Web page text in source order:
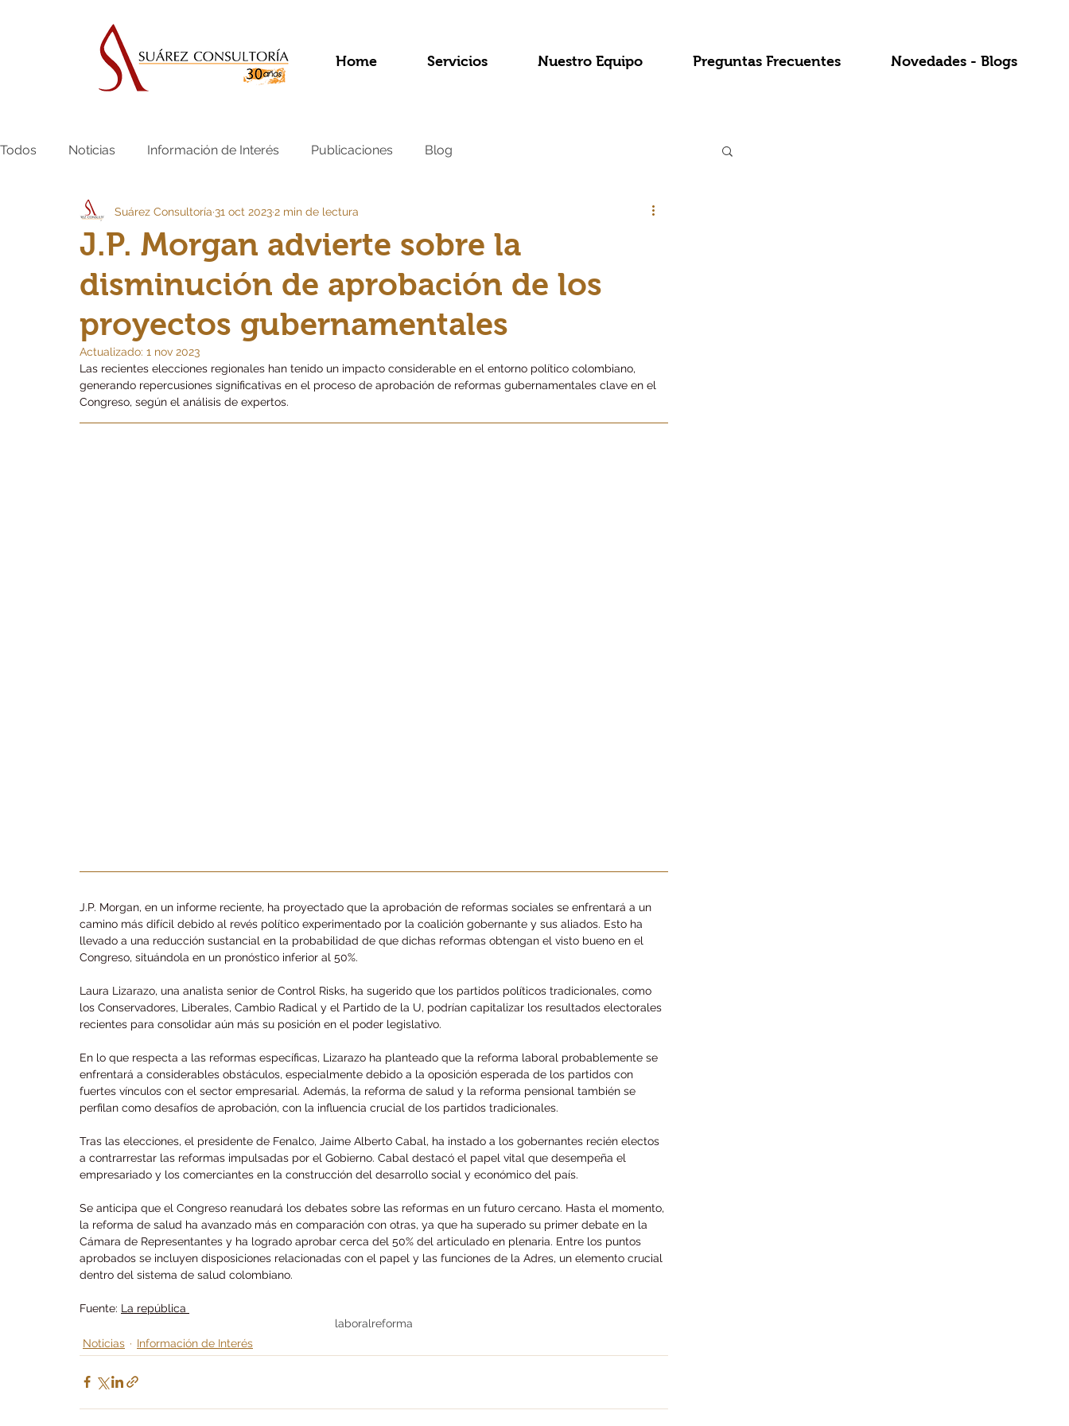
Home Servicios Nuestro Equipo Preguntas Frecuentes Novedades - Blogs
Todos Noticias Información de Interés Publicaciones Blog
J.P. Morgan advierte sobre la
disminución de aprobación de los
proyectos gubernamentales
Suárez Consultoría 31 oct 20232 min de lectura
Actualizado: 1 nov 2023
Las recientes elecciones regionales han tenido un impacto considerable en el entorno político colombiano,
generando repercusiones significativas en el proceso de aprobación de reformas gubernamentales clave en el
Congreso, según el análisis de expertos.
J.P. Morgan, en un informe reciente, ha proyectado que la aprobación de reformas sociales se enfrentará a un
camino más difícil debido al revés político experimentado por la coalición gobernante y sus aliados. Esto ha
llevado a una reducción sustancial en la probabilidad de que dichas reformas obtengan el visto bueno en el
Congreso, situándola en un pronóstico inferior al 50%.
Laura Lizarazo, una analista senior de Control Risks, ha sugerido que los partidos políticos tradicionales, como
los Conservadores, Liberales, Cambio Radical y el Partido de la U, podrían capitalizar los resultados electorales
recientes para consolidar aún más su posición en el poder legislativo.
En lo que respecta a las reformas específicas, Lizarazo ha planteado que la reforma laboral probablemente se
enfrentará a considerables obstáculos, especialmente debido a la oposición esperada de los partidos con
fuertes vínculos con el sector empresarial. Además, la reforma de salud y la reforma pensional también se
perfilan como desafíos de aprobación, con la influencia crucial de los partidos tradicionales.
Tras las elecciones, el presidente de Fenalco, Jaime Alberto Cabal, ha instado a los gobernantes recién electos
a contrarrestar las reformas impulsadas por el Gobierno. Cabal destacó el papel vital que desempeña el
empresariado y los comerciantes en la construcción del desarrollo social y económico del país.
Se anticipa que el Congreso reanudará los debates sobre las reformas en un futuro cercano. Hasta el momento,
la reforma de salud ha avanzado más en comparación con otras, ya que ha superado su primer debate en la
Cámara de Representantes y ha logrado aprobar cerca del 50% del articulado en plenaria. Entre los puntos
aprobados se incluyen disposiciones relacionadas con el papel y las funciones de la Adres, un elemento crucial
dentro del sistema de salud colombiano.
Fuente: La república
laboralreforma
Noticias
Información de Interés